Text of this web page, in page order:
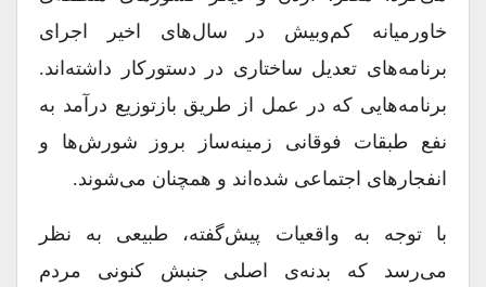
خاورمیانه کم‌وبیش در سال‌های اخیر اجرای
برنامه‌های تعدیل ساختاری در دستورکار داشته‌اند.
برنامه‌هایی که در عمل از طریق بازتوزیع درآمد به
نفع طبقات فوقانی زمینه‌ساز بروز شورش‌ها و
انفجارهای اجتماعی شده‌اند و همچنان می‌شوند.
با توجه به واقعیات پیش‌گفته، طبیعی به نظر
می‌رسد که بدنه‌ی اصلی جنبش کنونی مردم